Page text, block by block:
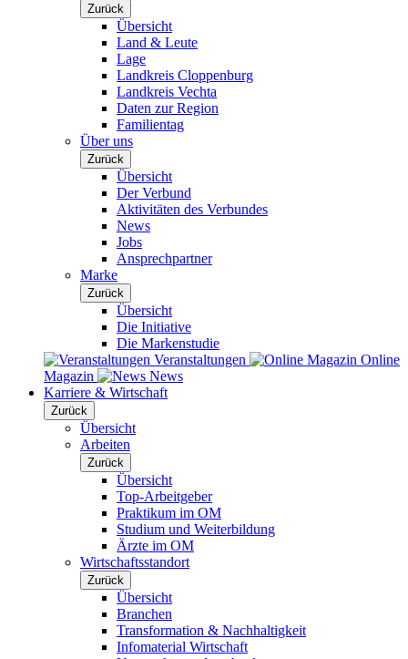
Zurück
Übersicht
Land & Leute
Lage
Landkreis Cloppenburg
Landkreis Vechta
Daten zur Region
Familientag
Über uns
Zurück
Übersicht
Der Verbund
Aktivitäten des Verbundes
News
Jobs
Ansprechpartner
Marke
Zurück
Übersicht
Die Initiative
Die Markenstudie
Veranstaltungen
Online
Magazin
News
Karriere & Wirtschaft
Zurück
Übersicht
Arbeiten
Zurück
Übersicht
Top-Arbeitgeber
Praktikum im OM
Studium und Weiterbildung
Ärzte im OM
Wirtschaftsstandort
Zurück
Übersicht
Branchen
Transformation & Nachhaltigkeit
Infomaterial Wirtschaft